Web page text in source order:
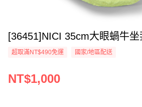
[36451]NICI 35cm大眼蝸牛
超取滿NT$490免運 國家/地區配送
NT$1,000